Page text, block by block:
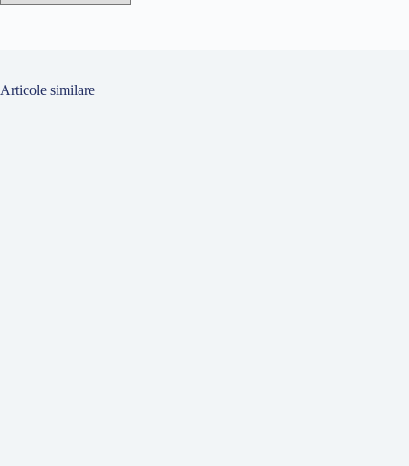
de
Articole similare